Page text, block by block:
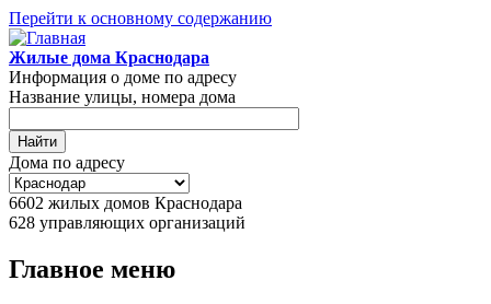
Перейти к основному содержанию
Жилые дома Краснодара
Информация о доме по адресу
Название улицы, номера дома
Дома по адресу
6602 жилых домов Краснодара
628 управляющих организаций
Главное меню